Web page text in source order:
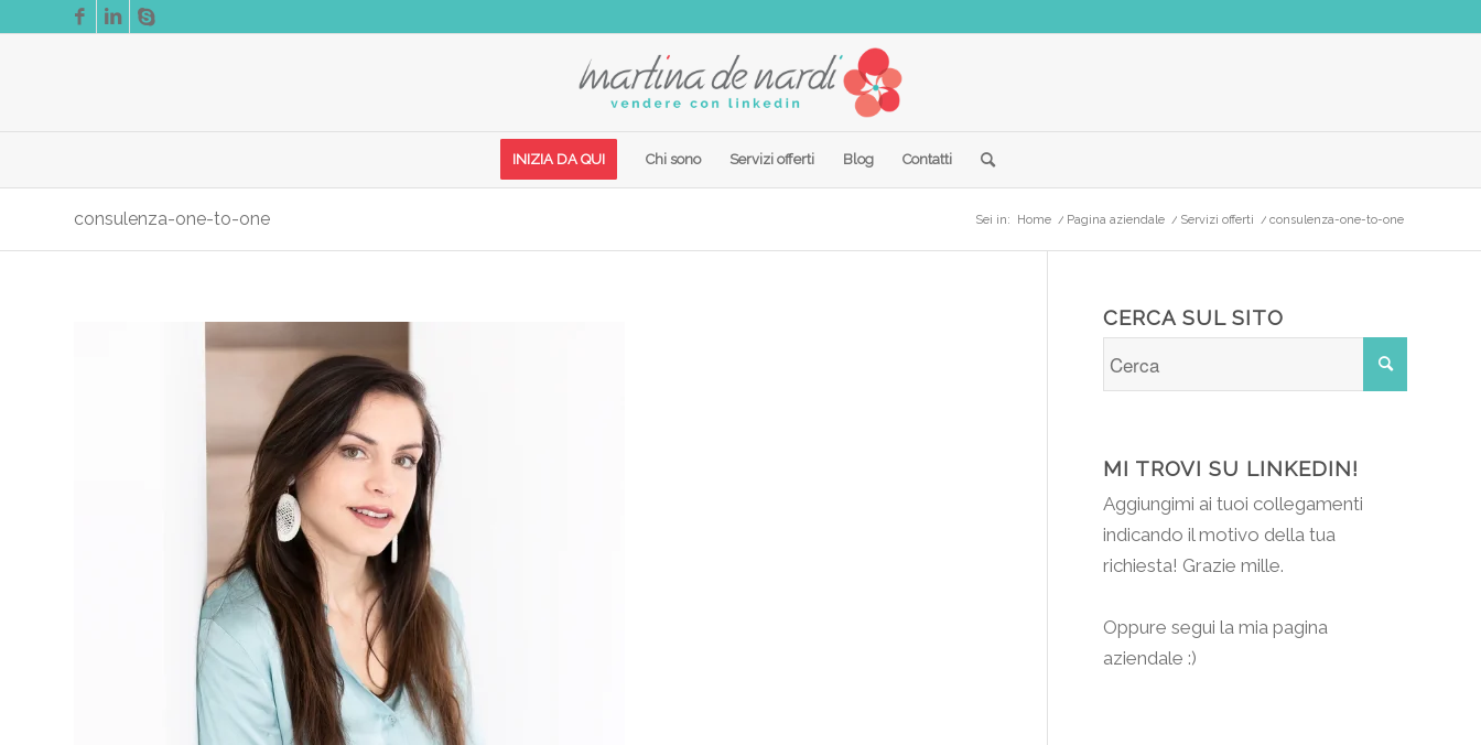
INIZIA DA QUI Chi sono Servizi offerti Blog Contatti
consulenza-one-to-one Sei in: Home / Pagina aziendale / Servizi offerti / consulenza-one-to-one
CERCA SUL SITO
MI TROVI SU LINKEDIN!
Aggiungimi ai tuoi collegamenti
indicando il motivo della tua
richiesta! Grazie mille.
Oppure segui la mia pagina
aziendale :)